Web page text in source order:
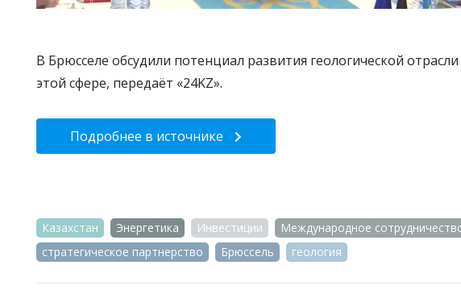
В Брюсселе обсудили потенциал развития геологической
этой сфере, передаёт «24KZ».
Подробнее в источнике
Казахстан Энергетика Инвестиции Международное
стратегическое партнерство
Брюссель геология